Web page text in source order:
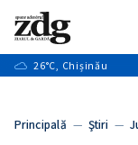
+8
Caută
26°C, Chișinău
Principală — Ştiri —